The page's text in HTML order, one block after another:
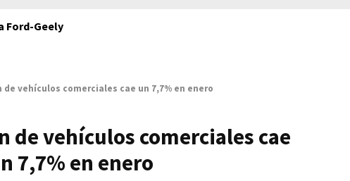
Ford-Geely
vehículos comerciales cae un 7,7% en enero
de vehículos comerciales cae
7,7% en enero